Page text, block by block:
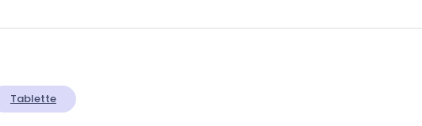
Tablette